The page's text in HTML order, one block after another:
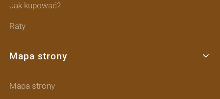
Jak kupować?
Raty
Mapa strony
Mapa strony